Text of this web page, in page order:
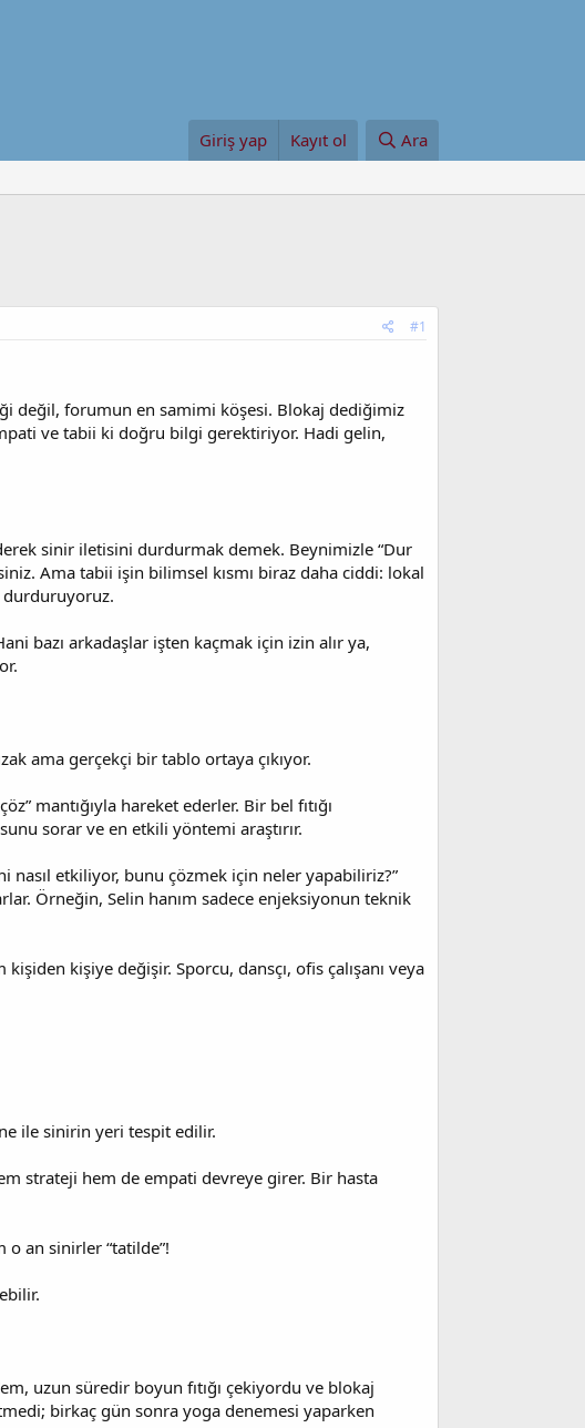
Giriş yap Kayıt ol Ara
#1
değil, forumun en samimi köşesi. Blokaj dediğimiz
ve tabii ki doğru bilgi gerektiriyor. Hadi gelin,
sinir iletisini durdurmak demek. Beynimizle “Dur
Ama tabii işin bilimsel kısmı biraz daha ciddi: lokal
durduruyoruz.
bazı arkadaşlar işten kaçmak için izin alır ya,
ama gerçekçi bir tablo ortaya çıkıyor.
mantığıyla hareket ederler. Bir bel fıtığı
sorar ve en etkili yöntemi araştırır.
nasıl etkiliyor, bunu çözmek için neler yapabiliriz?”
Örneğin, Selin hanım sadece enjeksiyonun teknik
kişiye değişir. Sporcu, dansçı, ofis çalışanı veya
ile sinirin yeri tespit edilir.
strateji hem de empati devreye girer. Bir hasta
an sinirler “tatilde”!
uzun süredir boyun fıtığı çekiyordu ve blokaj
birkaç gün sonra yoga denemesi yaparken